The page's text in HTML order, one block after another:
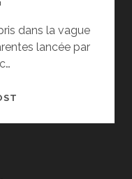
dans la vague
lancée par